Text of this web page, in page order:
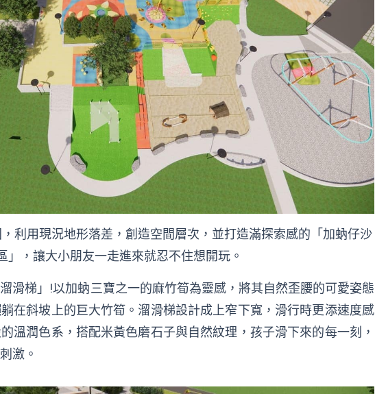
利用現況地形落差，創造空間層次，並打造滿探索感的「加蚋仔沙
」，讓大小朋友一走進來就忍不住想開玩。
滑梯」!以加蚋三寶之一的麻竹筍為靈感，將其自然歪腰的可愛姿態
在斜坡上的巨大竹筍。溜滑梯設計成上窄下寬，滑行時更添速度感
溫潤色系，搭配米黃色磨石子與自然紋理，孩子滑下來的每一刻，
激。